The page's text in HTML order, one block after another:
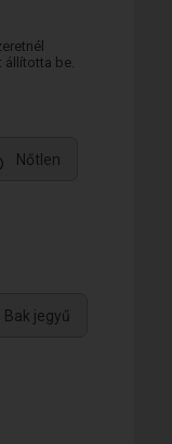
állította be.
Nőtlen
Bak jegyű